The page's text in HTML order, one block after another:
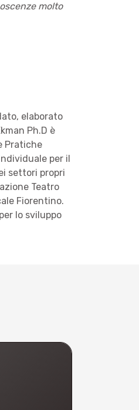
molto
elaborato
Ph.D è
Pratiche
per il
settori propri
Teatro
Fiorentino.
lo sviluppo